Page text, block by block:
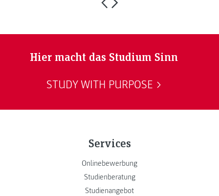
Hier macht das Studium Sinn
STUDY WITH PURPOSE
Services
Onlinebewerbung
Studienberatung
Studienangebot